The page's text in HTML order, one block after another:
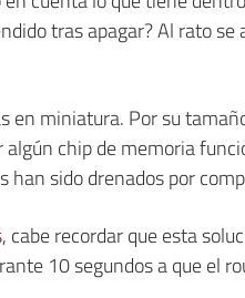
tras apagar? Al rato se
en miniatura. Por su
chip de memoria
han sido drenados por
, cabe recordar que esta
10 segundos a que el